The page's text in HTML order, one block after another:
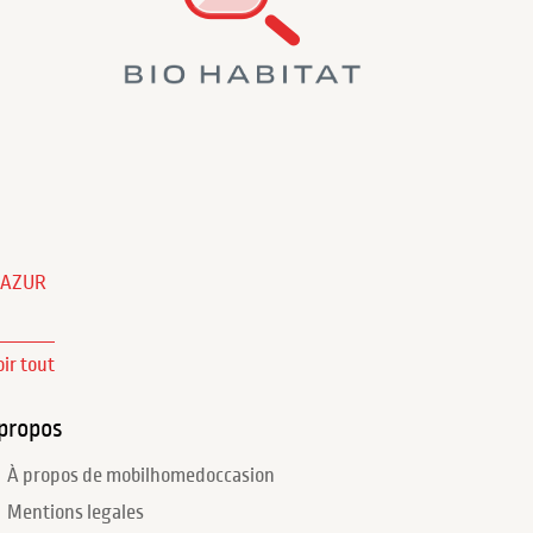
tout
À propos de mobilhomedoccasion
Mentions legales